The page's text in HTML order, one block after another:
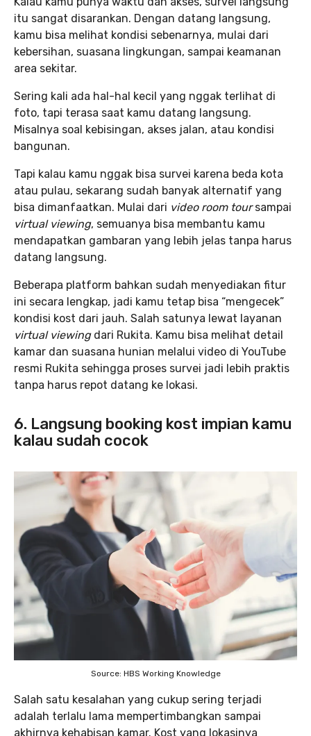
itu sangat disarankan. Dengan datang langsung,
kamu bisa melihat kondisi sebenarnya, mulai dari
kebersihan, suasana lingkungan, sampai keamanan
area sekitar.
Sering kali ada hal-hal kecil yang nggak terlihat di
foto, tapi terasa saat kamu datang langsung.
Misalnya soal kebisingan, akses jalan, atau kondisi
bangunan.
Tapi kalau kamu nggak bisa survei karena beda kota
atau pulau, sekarang sudah banyak alternatif yang
bisa dimanfaatkan. Mulai dari video room toursampai
virtual viewing, semuanya bisa membantu kamu
mendapatkan gambaran yang lebih jelas tanpa harus
datang langsung.
Beberapa platform bahkan sudah menyediakan fitur
ini secara lengkap, jadi kamu tetap bisa “mengecek”
kondisi kost dari jauh. Salah satunya lewat layanan
virtual viewingdari Rukita. Kamu bisa melihat detail
kamar dan suasana hunian melalui video di YouTube
resmi Rukita sehingga proses survei jadi lebih praktis
tanpa harus repot datang ke lokasi.
6. Langsung booking kost impian kamu
kalau sudah cocok
Source: HBS Working Knowledge
Salah satu kesalahan yang cukup sering terjadi
adalah terlalu lama mempertimbangkan sampai
akhirnya kehabisan kamar. Kost yang lokasinya